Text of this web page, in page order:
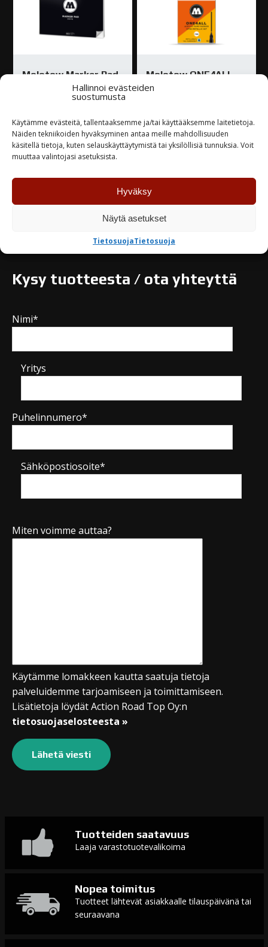
Hallinnoi evästeiden
suostumusta
Käytämme evästeitä, tallentaaksemme ja/tai käyttääksemme laitetietoja.
Näiden tekniikoiden hyväksyminen antaa meille mahdollisuuden
käsitellä tietoja, kuten selauskäyttäytymistä tai yksilöllisiä tunnuksia. Voit
muuttaa valintojasi asetuksista.
Hyväksy
Näytä asetukset
TietosuojaTietosuoja
Molotow Marker Pad
White Piirustuslehtiö
A3 Landscape
8,00€
Varastossa
Molotow ONE4ALL
maalitussisarja
24,50€
Kysy tuotteesta / ota yhteyttä
Nimi*
Yritys
Puhelinnumero*
Sähköpostiosoite*
Miten voimme auttaa?
Käytämme lomakkeen kautta saatuja tietoja
palveluidemme tarjoamiseen ja toimittamiseen.
Lisätietoja löydät Action Road Top Oy:n
tietosuojaselosteesta »
Tuotteiden saatavuus
Laaja varastotuotevalikoima
Nopea toimitus
Tuotteet lähtevät asiakkaalle tilauspäivänä tai
seuraavana